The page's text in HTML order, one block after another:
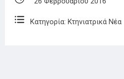
Κατηγορία:Κτηνιατρικά Νέα